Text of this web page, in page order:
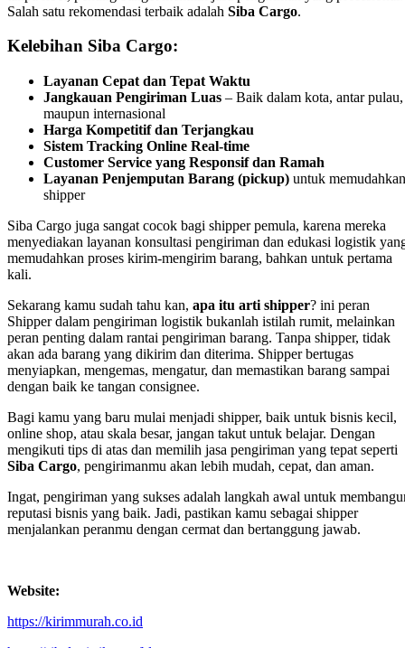
Salah satu rekomendasi terbaik adalah Siba Cargo.
Kelebihan Siba Cargo:
Layanan Cepat dan Tepat Waktu
Jangkauan Pengiriman Luas – Baik dalam kota, antar pulau,
maupun internasional
Harga Kompetitif dan Terjangkau
Sistem Tracking Online Real-time
Customer Service yang Responsif dan Ramah
Layanan Penjemputan Barang (pickup) untuk memudahkan
shipper
Siba Cargo juga sangat cocok bagi shipper pemula, karena mereka
menyediakan layanan konsultasi pengiriman dan edukasi logistik
memudahkan proses kirim-mengirim barang, bahkan untuk pertama
kali.
Sekarang kamu sudah tahu kan, apa itu arti shipper? ini peran
Shipper dalam pengiriman logistik bukanlah istilah rumit, melainkan
peran penting dalam rantai pengiriman barang. Tanpa shipper, tidak
akan ada barang yang dikirim dan diterima. Shipper bertugas
menyiapkan, mengemas, mengatur, dan memastikan barang sampai
dengan baik ke tangan consignee.
Bagi kamu yang baru mulai menjadi shipper, baik untuk bisnis kecil,
online shop, atau skala besar, jangan takut untuk belajar. Dengan
mengikuti tips di atas dan memilih jasa pengiriman yang tepat seperti
Siba Cargo, pengirimanmu akan lebih mudah, cepat, dan aman.
Ingat, pengiriman yang sukses adalah langkah awal untuk
reputasi bisnis yang baik. Jadi, pastikan kamu sebagai shipper
menjalankan peranmu dengan cermat dan bertanggung jawab.
Website:
https://kirimmurah.co.id